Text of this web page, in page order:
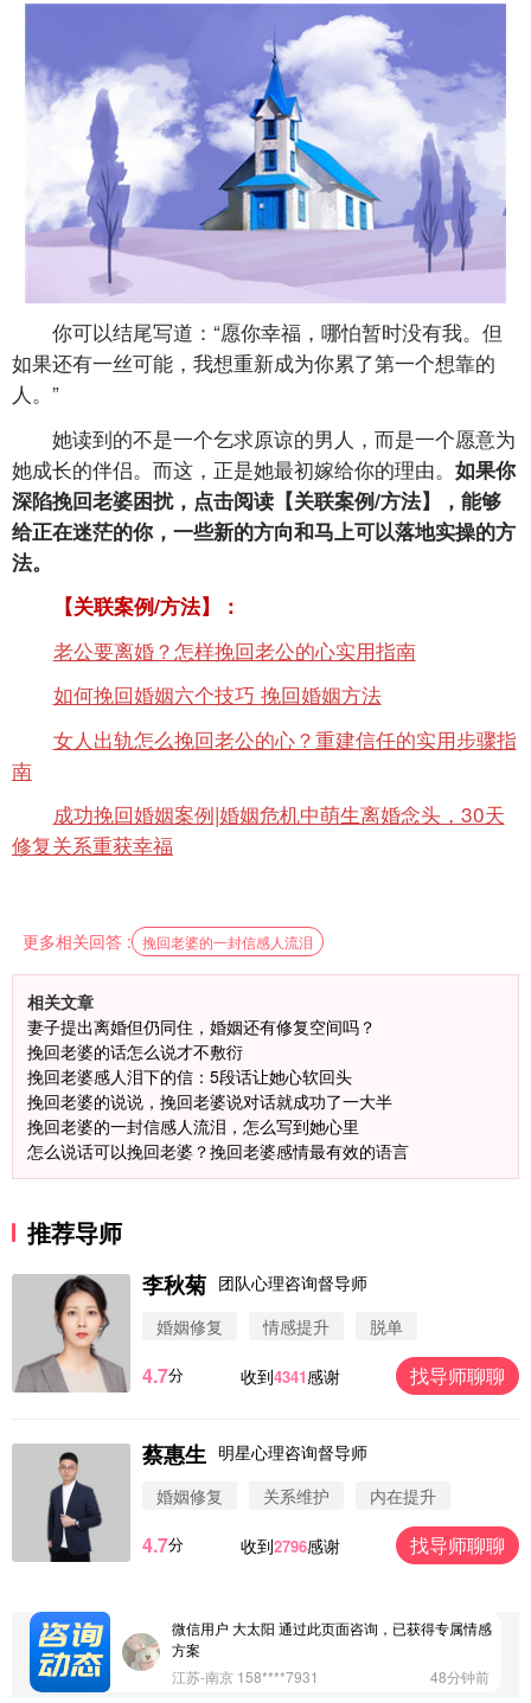
你可以结尾写道：“愿你幸福，哪怕暂时没有我。但
如果还有一丝可能，我想重新成为你累了第一个想靠的
人。”
她读到的不是一个乞求原谅的男人，而是一个愿意为
她成长的伴侣。而这，正是她最初嫁给你的理由。 如果你
深陷挽回老婆困扰，点击阅读【关联案例/方法】，能够
给正在迷茫的你，一些新的方向和马上可以落地实操的方
法。
【关联案例/方法】：
老公要离婚？怎样挽回老公的心实用指南
如何挽回婚姻六个技巧 挽回婚姻方法
女人出轨怎么挽回老公的心？重建信任的实用步骤指
南
成功挽回婚姻案例|婚姻危机中萌生离婚念头，30天
修复关系重获幸福
更多相关回答 : 挽回老婆的一封信感人流泪
相关文章
妻子提出离婚但仍同住，婚姻还有修复空间吗？
挽回老婆的话怎么说才不敷衍
挽回老婆感人泪下的信：5段话让她心软回头
挽回老婆的说说，挽回老婆说对话就成功了一大半
挽回老婆的一封信感人流泪，怎么写到她心里
怎么说话可以挽回老婆？挽回老婆感情最有效的语言
推荐导师
李秋菊 团队心理咨询督导师
婚姻修复
情感提升 脱单
4.7分 收到4341感谢 找导师聊聊
蔡惠生 明星心理咨询督导师
婚姻修复
关系维护 内在提升
4.7分 收到2796感谢 找导师聊聊
微信用户 圆圈 通过此页面咨询，已获得专属情感方
案
微信用户 Vnno 通过此页面咨询，已获得专属情感方
微信用户 大太阳 通过此页面咨询，已获得专属情感
方案
江苏-南京 158****7931
48分钟前